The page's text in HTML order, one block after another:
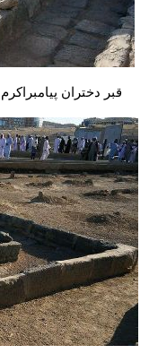
قبر دختران